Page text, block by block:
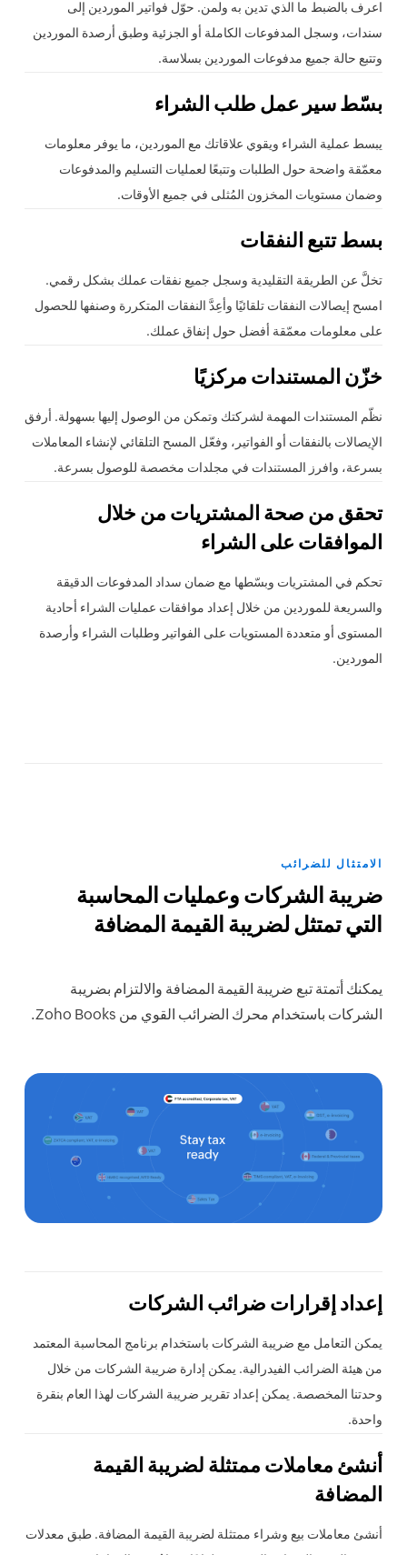
اعرف بالضبط ما الذي تدين به ولمن. حوّل فواتير الموردين إلى
سندات، وسجل المدفوعات الكاملة أو الجزئية وطبق أرصدة الموردين
وتتبع حالة جميع مدفوعات الموردين بسلاسة.
بسّط سير عمل طلب الشراء
يبسط عملية الشراء ويقوي علاقاتك مع الموردين، ما يوفر معلومات
معمّقة واضحة حول الطلبات وتتبعًا لعمليات التسليم والمدفوعات
وضمان مستويات المخزون المُثلى في جميع الأوقات.
بسط تتبع النفقات
تخلَّ عن الطريقة التقليدية وسجل جميع نفقات عملك بشكل رقمي.
امسح إيصالات النفقات تلقائيًا وأعِدَّ النفقات المتكررة وصنفها للحصول
على معلومات معمّقة أفضل حول إنفاق عملك.
خزّن المستندات مركزيًا
نظّم المستندات المهمة لشركتك وتمكن من الوصول إليها بسهولة. أرفق
الإيصالات بالنفقات أو الفواتير، وفعّل المسح التلقائي لإنشاء المعاملات
بسرعة، وافرز المستندات في مجلدات مخصصة للوصول بسرعة.
تحقق من صحة المشتريات من خلال
الموافقات على الشراء
تحكم في المشتريات وبسّطها مع ضمان سداد المدفوعات الدقيقة
والسريعة للموردين من خلال إعداد موافقات عمليات الشراء أحادية
المستوى أو متعددة المستويات على الفواتير وطلبات الشراء وأرصدة
الموردين.
الامتثال للضرائب
ضريبة الشركات وعمليات المحاسبة
التي تمتثل لضريبة القيمة المضافة
يمكنك أتمتة تبع ضريبة القيمة المضافة والالتزام بضريبة
الشركات باستخدام محرك الضرائب القوي من Zoho Books.
إعداد إقرارات ضرائب الشركات
يمكن التعامل مع ضريبة الشركات باستخدام برنامج المحاسبة المعتمد
من هيئة الضرائب الفيدرالية. يمكن إدارة ضريبة الشركات من خلال
وحدتنا المخصصة. يمكن إعداد تقرير ضريبة الشركات لهذا العام بنقرة
واحدة.
أنشئ معاملات ممتثلة لضريبة القيمة
المضافة
أنشئ معاملات بيع وشراء ممتثلة لضريبة القيمة المضافة. طبق معدلات